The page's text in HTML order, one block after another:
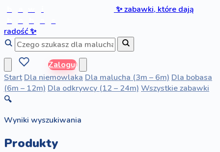
✨zabawki, które dają
radość✨
Zaloguj
Start Dla niemowlaka Dla malucha (3m – 6m) Dla bobasa
(6m – 12m) Dla odkrywcy (12 – 24m) Wszystkie zabawki
🔍
Wyniki wyszukiwania
Produkty